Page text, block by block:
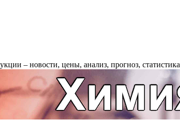
– новости, цены, анализ, прогноз, статистика